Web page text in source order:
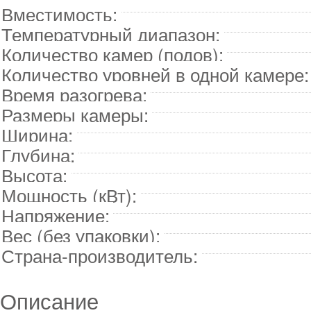
Вместимость:
Температурный диапазон:
Количество камер (подов):
Количество уровней в одной камере:
Время разогрева:
Размеры камеры:
Ширина:
Глубина:
Высота:
Мощность (кВт):
Напряжение:
Вес (без упаковки):
Страна-производитель:
Описание